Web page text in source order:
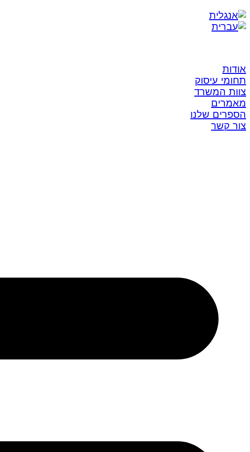
אודות
תחומי עיסוק
צוות המשרד
מאמרים
הספרים שלנו
צור קשר